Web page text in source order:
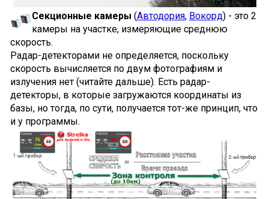
Секционные камеры (Автодория, Вокорд) - это 2
камеры на участке, измеряющие среднюю
скорость.
Радар-детекторами не определяется, поскольку
скорость вычисляется по двум фотографиям и
излучения нет (читайте дальше). Есть радар-
детекторы, в которые загружаются координаты из
базы, но тогда, по сути, получается тот-же принцип, что
и у программы.